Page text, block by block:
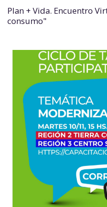
Plan + Vida. Encuentro
consumo"